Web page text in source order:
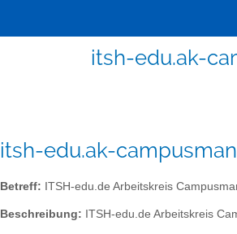
itsh-edu.ak-
itsh-edu.ak-
Betreff: ITSH-edu.de Arbeitskreis
Beschreibung: ITSH-edu.de Arbeitskreis